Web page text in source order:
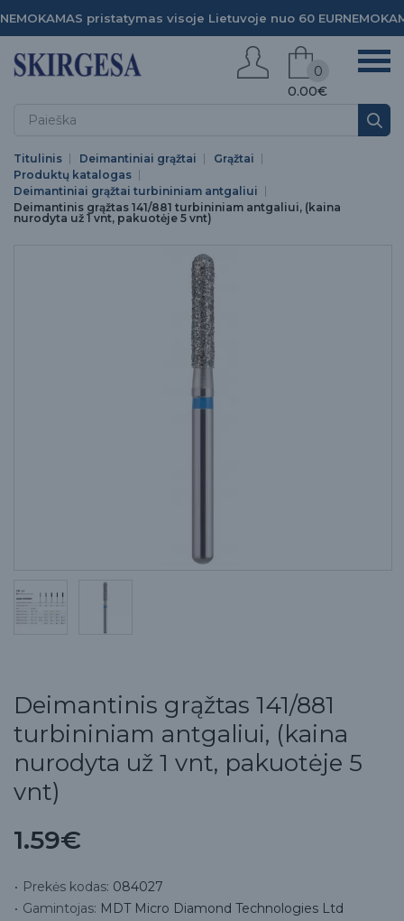
NEMOKAMAS pristatymas visoje Lietuvoje nuo 60 EUR
0.00€
0
Titulinis Deimantiniai grąžtai
Grąžtai
Produktų katalogas
Deimantiniai grąžtai turbininiam antgaliui
Deimantinis grąžtas 141/881 turbininiam antgaliui, (kaina
nurodyta už 1 vnt, pakuotėje 5 vnt)
Deimantinis grąžtas 141/881
turbininiam antgaliui, (kaina
nurodyta už 1 vnt, pakuotėje 5
vnt)
1.59€
Prekės kodas: 084027
Gamintojas: MDT Micro Diamond Technologies Ltd